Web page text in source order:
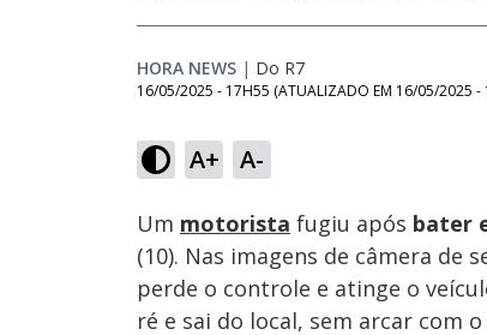
HORA NEWS | Do R7
16/05/2025 - 17H55 (ATUALIZADO EM 16/05/2025 -
A+ A-
Ativar
Som
Um motorista fugiu após bater
(10). Nas imagens de câmera de
perde o controle e atinge o
ré e sai do local, sem arcar com